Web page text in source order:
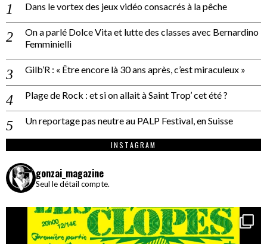
Dans le vortex des jeux vidéo consacrés à la pêche
On a parlé Dolce Vita et lutte des classes avec Bernardino
Femminielli
Gilb’R : « Être encore là 30 ans après, c’est miraculeux »
Plage de Rock : et si on allait à Saint Trop’ cet été ?
Un reportage pas neutre au PALP Festival, en Suisse
INSTAGRAM
gonzai_magazine
Seul le détail compte.